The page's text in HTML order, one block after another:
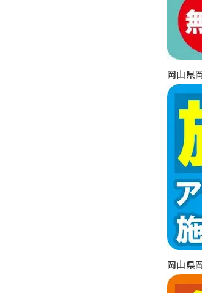
岡山県
岡山県